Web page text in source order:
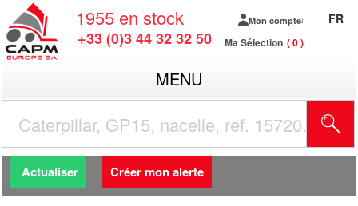
1955 en stock
+33 (0)3 44 32 32 50
Mon compte
Ma Sélection 0
FR
MENU
Actualiser Créer mon alerte